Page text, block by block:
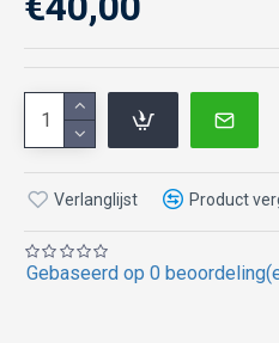
Gebaseerd op 0
Verlanglijst Product